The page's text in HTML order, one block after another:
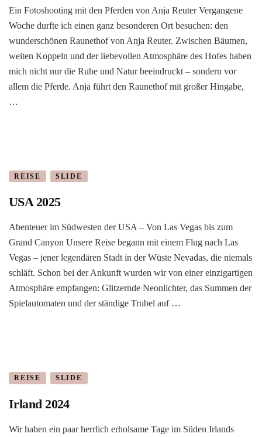
Ein Fotoshooting mit den Pferden von Anja Reuter Vergangene
Woche durfte ich einen ganz besonderen Ort besuchen: den
wunderschönen Raunethof von Anja Reuter. Zwischen Bäumen,
weiten Koppeln und der liebevollen Atmosphäre des Hofes haben
mich nicht nur die Ruhe und Natur beeindruckt – sondern vor
allem die Pferde. Anja führt den Raunethof mit großer Hingabe,
…
REISE SLIDE
USA 2025
Abenteuer im Südwesten der USA – Von Las Vegas bis zum
Grand Canyon Unsere Reise begann mit einem Flug nach Las
Vegas – jener legendären Stadt in der Wüste Nevadas, die niemals
schläft. Schon bei der Ankunft wurden wir von einer einzigartigen
Atmosphäre empfangen: Glitzernde Neonlichter, das Summen der
Spielautomaten und der ständige Trubel auf …
REISE SLIDE
Irland 2024
Wir haben ein paar herrlich erholsame Tage im Süden Irlands